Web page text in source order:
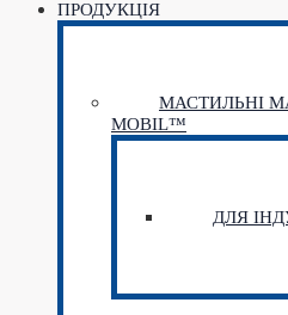
ПРОДУКЦІЯ
МАСТИЛЬНІ
MOBIL™
ДЛЯ